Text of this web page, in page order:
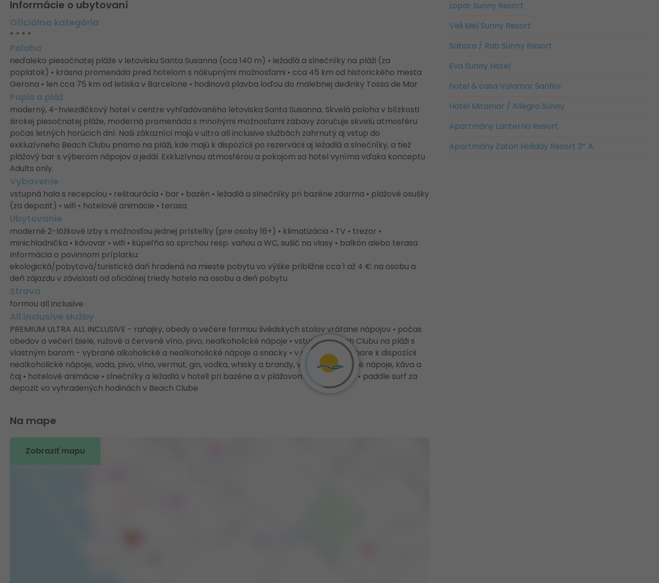
Informácie o ubytovaní
Oficiálna kategória
* * * *
Poloha
neďaleko piesočnatej pláže v letovisku Santa Susanna (cca 140 m) • ležadlá a slnečníky na pláži (za
poplatok) • krásna promenáda pred hotelom s nákupnými možnosťami • cca 45 km od historického mesta
Gerona • len cca 75 km od letiska v Barcelone • hodinová plavba loďou do malebnej dedinky Tossa de Mar
Popis a pláž
moderný, 4-hviezdičkový hotel v centre vyhľadávaného letoviska Santa Susanna. Skvelá poloha v blízkosti
širokej piesočnatej pláže, moderná promenáda s mnohými možnosťami zábavy zaručuje skvelú atmosféru
počas letných horúcich dní. Naši zákazníci majú v ultra all inclusive službách zahrnutý aj vstup do
exkluzívneho Beach Clubu priamo na pláži, kde majú k dispozícii po rezervácii aj ležadlá a slnečníky, a tiež
plážový bar s výberom nápojov a jedál. Exkluzívnou atmosférou a pokojom sa hotel vyníma vďaka konceptu
Adults only.
Vybavenie
vstupná hala s recepciou • reštaurácia • bar • bazén • ležadlá a slnečníky pri bazéne zdarma • plážové osušky
(za depozit) • wifi • hotelové animácie • terasa
Ubytovanie
moderné 2-lôžkové izby s možnosťou jednej prístelky (pre osoby 16+) • klimatizácia • TV • trezor •
minichladnička • kávovar • wifi • kúpeľňa so sprchou resp. vaňou a WC, sušič na vlasy • balkón alebo terasa
Informácia o povinnom príplatku:
ekologická/pobytová/turistická daň hradená na mieste pobytu vo výške približne cca 1 až 4 € na osobu a
deň zájazdu v závislosti od oficiálnej triedy hotela na osobu a deň pobytu
Strava
formou all inclusive
All Inclusive služby
PREMIUM ULTRA ALL INCLUSIVE - raňajky, obedy a večere formou švédskych stolov vrátane nápojov • počas
obedov a večerí biele, ružové a červené víno, pivo, nealkoholické nápoje • vstup do Beach Clubu na pláži s
vlastným barom - vybrané alkoholické a nealkoholické nápoje a snacky • v pool a lounge bare k dispozícii
nealkoholické nápoje, voda, pivo, víno, vermut, gin, vodka, whisky a brandy, vybrané miešané nápoje, káva a
čaj • hotelové animácie • slnečníky a ležadlá v hoteli pri bazéne a v plážovom Beach Clube • paddle surf za
depozit vo vyhradených hodinách v Beach Clube
Na mape
Zobraziť mapu
Lopar Sunny Resort
Veli Mel Sunny Resort
Sahara / Rab Sunny Resort
Eva Sunny Hotel
hotel & casa Valamar Sanfior
Hotel Miramar / Allegro Sunny
Apartmány Lanterna Resort
Apartmány Zaton Holiday Resort 3* A